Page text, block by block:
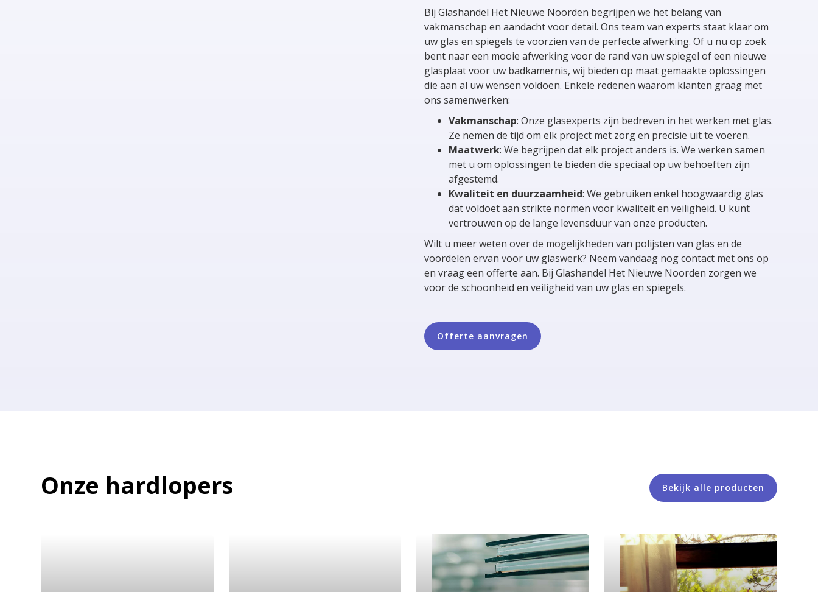
Bij Glashandel Het Nieuwe Noorden begrijpen we het belang van
vakmanschap en aandacht voor detail. Ons team van experts staat klaar om
uw glas en spiegels te voorzien van de perfecte afwerking. Of u nu op zoek
bent naar een mooie afwerking voor de rand van uw spiegel of een nieuwe
glasplaat voor uw badkamernis, wij bieden op maat gemaakte oplossingen
die aan al uw wensen voldoen. Enkele redenen waarom klanten graag met
ons samenwerken:
Vakmanschap: Onze glasexperts zijn bedreven in het werken met glas.
Ze nemen de tijd om elk project met zorg en precisie uit te voeren.
Maatwerk: We begrijpen dat elk project anders is. We werken samen
met u om oplossingen te bieden die speciaal op uw behoeften zijn
afgestemd.
Kwaliteit en duurzaamheid: We gebruiken enkel hoogwaardig glas
dat voldoet aan strikte normen voor kwaliteit en veiligheid. U kunt
vertrouwen op de lange levensduur van onze producten.
Wilt u meer weten over de mogelijkheden van polijsten van glas en de
voordelen ervan voor uw glaswerk? Neem vandaag nog contact met ons op
en vraag een offerte aan. Bij Glashandel Het Nieuwe Noorden zorgen we
voor de schoonheid en veiligheid van uw glas en spiegels.
Offerte aanvragen
Onze hardlopers Bekijk alle producten